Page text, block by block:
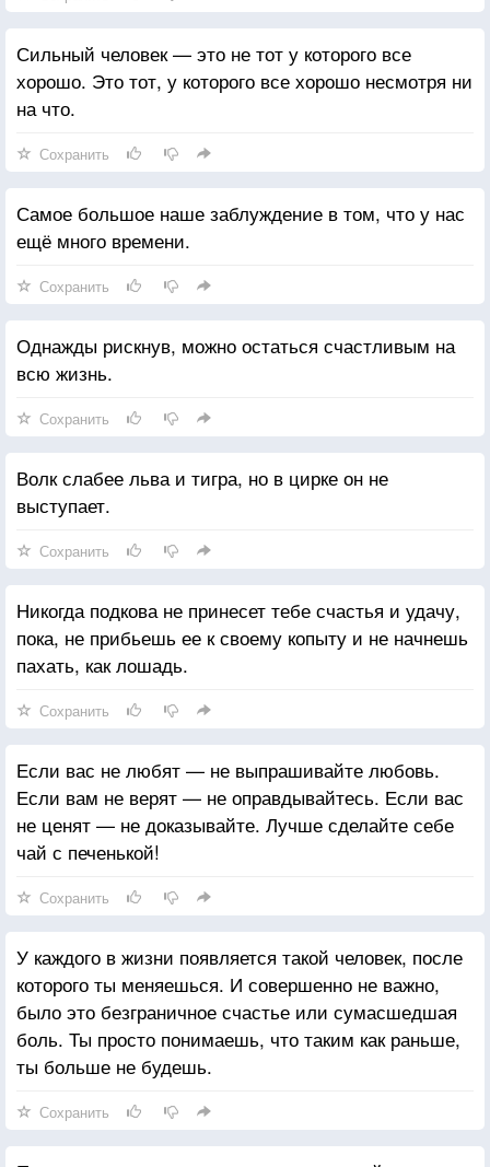
Сильный человек — это не тот у которого все
хорошо. Это тот, у которого все хорошо несмотря ни
на что.
Сохранить
Самое большое наше заблуждение в том, что у нас
ещё много времени.
Сохранить
Однажды рискнув, можно остаться счастливым на
всю жизнь.
Сохранить
Волк слабее льва и тигра, но в цирке он не
выступает.
Сохранить
Никогда подкова не принесет тебе счастья и удачу,
пока, не прибьешь ее к своему копыту и не начнешь
пахать, как лошадь.
Сохранить
Если вас не любят — не выпрашивайте любовь.
Если вам не верят — не оправдывайтесь. Если вас
не ценят — не доказывайте. Лучше сделайте себе
чай с печенькой!
Сохранить
У каждого в жизни появляется такой человек, после
которого ты меняешься. И совершенно не важно,
было это безграничное счастье или сумасшедшая
боль. Ты просто понимаешь, что таким как раньше,
ты больше не будешь.
Сохранить